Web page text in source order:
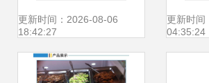
范式》
更新时间：2026-08-06
18:42:27
更新时间
04:35:24